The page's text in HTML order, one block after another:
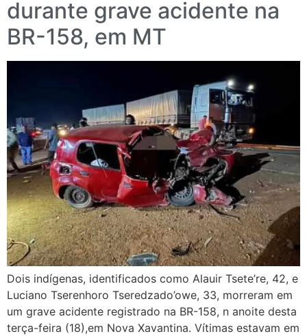
durante grave acidente na
BR-158, em MT
Dois indígenas, identificados como Alauir Tsete’re, 42, e
Luciano Tserenhoro Tseredzado’owe, 33, morreram em
um grave acidente registrado na BR-158, n anoite desta
terça-feira (18),em Nova Xavantina. Vítimas estavam em